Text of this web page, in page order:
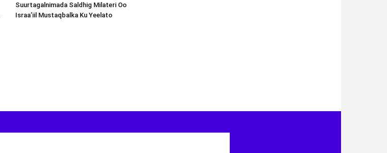
Suurtagalnimada Saldhig Milateri Oo
Israa’iil Mustaqbalka Ku Yeelato